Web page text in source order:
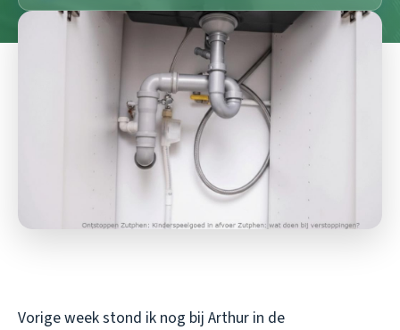
Vorige week stond ik nog bij Arthur in de